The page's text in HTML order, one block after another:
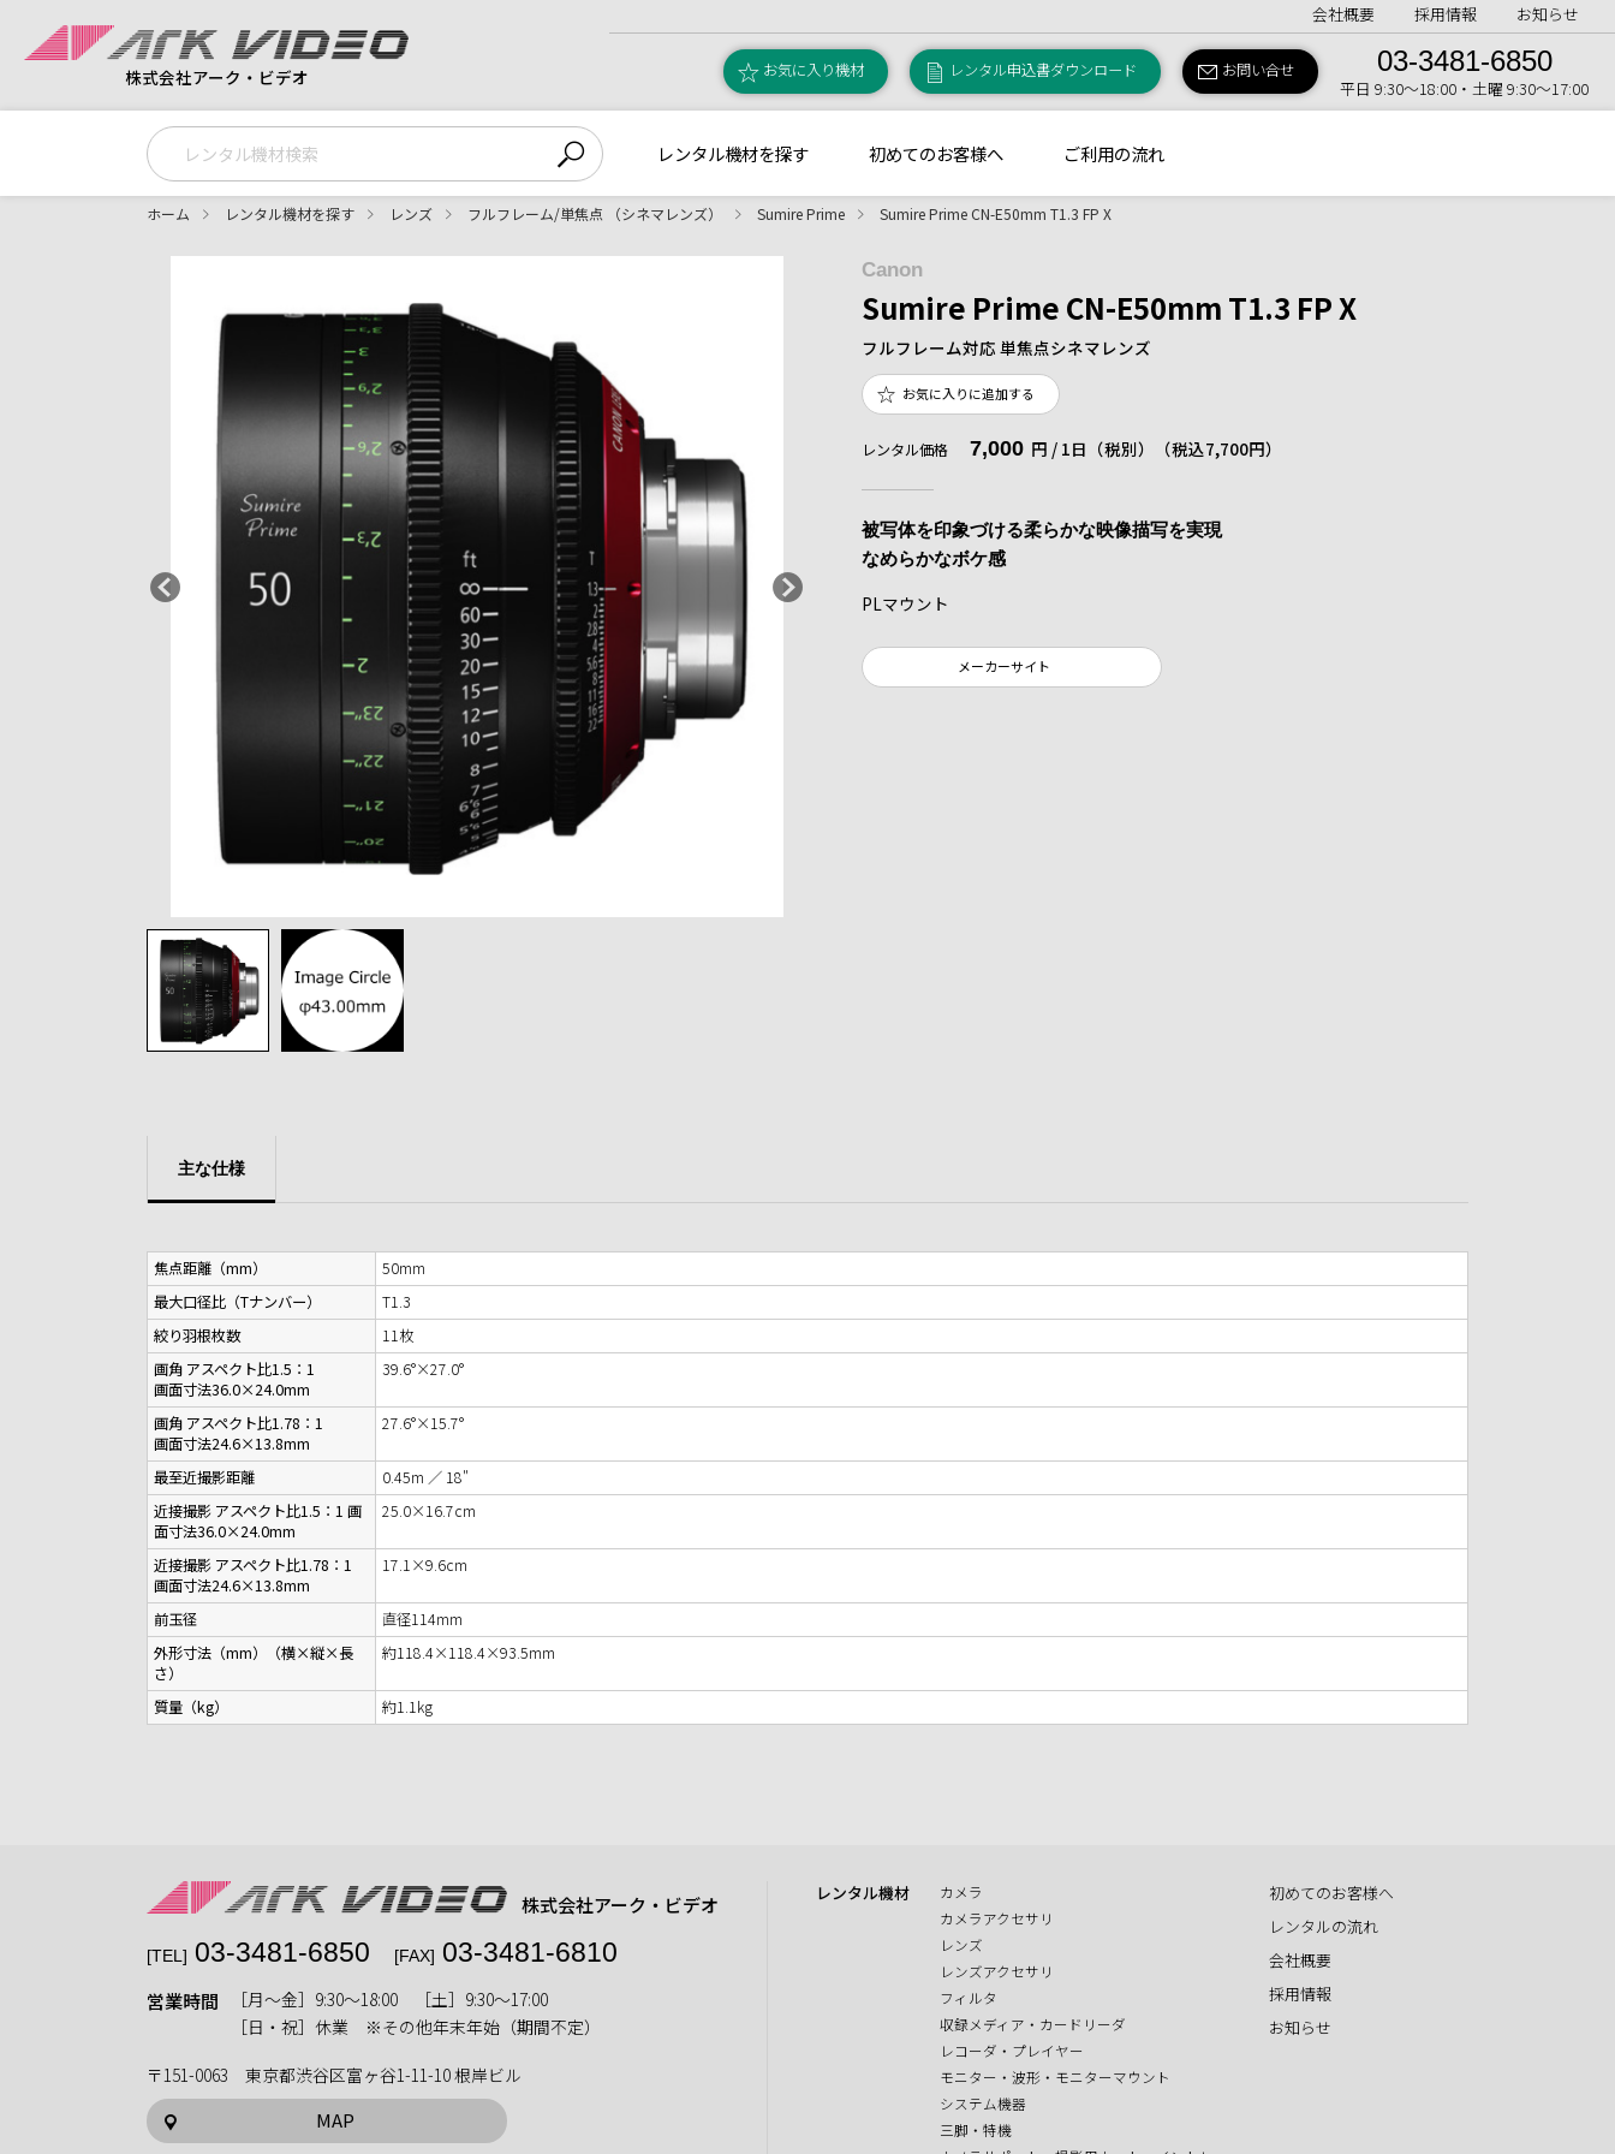
株式会社アーク・ビデオ
会社概要 採用情報 お知らせ
お気に入り機材 レンタル申込書ダウンロード お問い合せ 03-3481-6850
平日 9:30〜18:00・土曜 9:30〜17:00
レンタル機材を探す 初めてのお客様へ ご利用の流れ
ホーム レンタル機材を探す レンズ フルフレーム/単焦点 （シネマレンズ） Sumire Prime Sumire Prime CN-E50mm T1.3 FP X
Canon
Sumire Prime CN-E50mm T1.3 FP X
フルフレーム対応 単焦点シネマレンズ
お気に入りに追加する
レンタル価格 7,000 円 / 1日（税別） （税込7,700円）
被写体を印象づける柔らかな映像描写を実現
なめらかなボケ感
PLマウント
メーカーサイト
主な仕様
焦点距離（mm）
50mm
最大口径比（Tナンバー）
T1.3
絞り羽根枚数
11枚
画角 アスペクト比1.5：1
画面寸法36.0×24.0mm
39.6°×27.0°
画角 アスペクト比1.78：1
画面寸法24.6×13.8mm
27.6°×15.7°
最至近撮影距離
0.45m ／ 18"
近接撮影 アスペクト比1.5：1 画
面寸法36.0×24.0mm
25.0×16.7cm
近接撮影 アスペクト比1.78：1
画面寸法24.6×13.8mm
17.1×9.6cm
前玉径
直径114mm
外形寸法（mm）（横×縦×長
さ）
約118.4×118.4×93.5mm
質量（kg） 約1.1kg
株式会社アーク・ビデオ
[TEL] 03-3481-6850 [FAX] 03-3481-6810
営業時間
［月〜金］9:30〜18:00 ［土］9:30〜17:00
［日・祝］休業 ※その他年末年始（期間不定）
〒151-0063 東京都渋谷区富ヶ谷1-11-10 根岸ビル
MAP
レンタル機材
カメラ
カメラアクセサリ
レンズ
レンズアクセサリ
フィルタ
収録メディア・カードリーダ
レコーダ・プレイヤー
モニター・波形・モニターマウント
システム機器
三脚・特機
初めてのお客様へ
レンタルの流れ
会社概要
採用情報
お知らせ